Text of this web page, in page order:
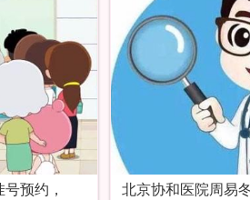
预约， 北京协和医院周易